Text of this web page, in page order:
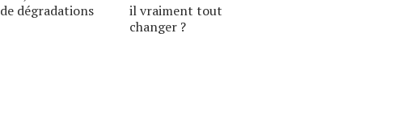
de dégradations
il vraiment tout
changer ?